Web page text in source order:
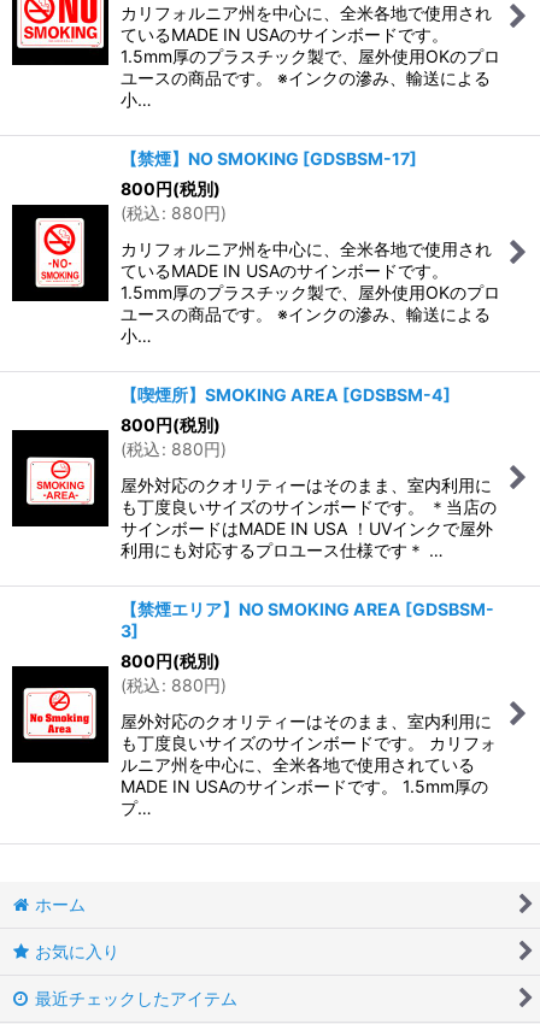
カリフォルニア州を中心に、全米各地で使用され
ているMADE IN USAのサインボードです。
1.5mm厚のプラスチック製で、屋外使用OKのプロ
ユースの商品です。 ※インクの滲み、輸送による
小…
【禁煙】NO SMOKING [GDSBSM-17]
800円(税別)
(税込: 880円)
カリフォルニア州を中心に、全米各地で使用され
ているMADE IN USAのサインボードです。
1.5mm厚のプラスチック製で、屋外使用OKのプロ
ユースの商品です。 ※インクの滲み、輸送による
小…
【喫煙所】SMOKING AREA [GDSBSM-4]
800円(税別)
(税込: 880円)
屋外対応のクオリティーはそのまま、室内利用に
も丁度良いサイズのサインボードです。 ＊当店の
サインボードはMADE IN USA ！UVインクで屋外
利用にも対応するプロユース仕様です＊ …
【禁煙エリア】NO SMOKING AREA [GDSBSM-
3]
800円(税別)
(税込: 880円)
屋外対応のクオリティーはそのまま、室内利用に
も丁度良いサイズのサインボードです。 カリフォ
ルニア州を中心に、全米各地で使用されている
MADE IN USAのサインボードです。 1.5mm厚の
プ…
ホーム
お気に入り
最近チェックしたアイテム